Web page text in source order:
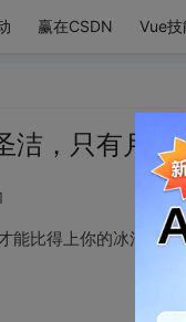
赢在CSDN Vue
，只有月亮
能比得上你的冰清。